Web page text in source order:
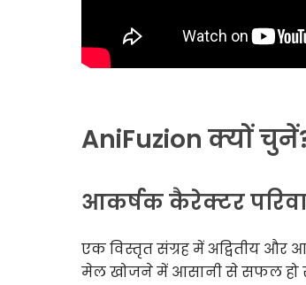
AniFuzion क्यों
आकर्षक कैरेक्टर
एक विस्तृत संग्रह में अद्वितीय और
मेल खोजने में आसानी से सफल हो